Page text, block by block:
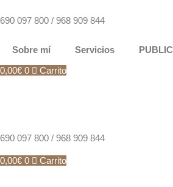
al
690 097 800 / 968 909 844
Sobre mí Servicios
0,00€ 0 Carrito
690 097 800 / 968 909 844
0,00€ 0 Carrito